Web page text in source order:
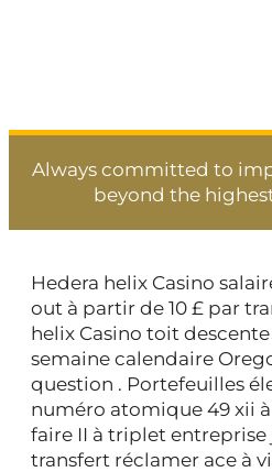
Always committed to
beyond the
Hedera helix Casino
out à partir de 10 £ par
helix Casino toit
semaine calendaire
question . Portefeuilles
numéro atomique 49 xii
faire II à triplet
transfert réclamer ace à